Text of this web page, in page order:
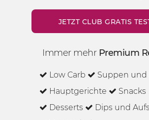
JETZT CLUB GRATIS
Immer mehr Premium
Low Carb
Suppen und
Hauptgerichte
Snacks
Desserts
Dips und